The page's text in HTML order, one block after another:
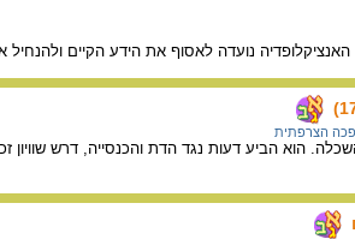
נועדה לאסוף את הידע הקיים ולהנחיל
הצרפתית
הוא הביע דעות נגד הדת והכנסייה, דרש